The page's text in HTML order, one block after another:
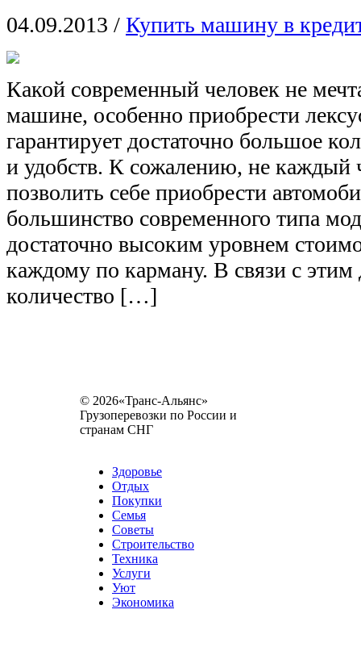
04.09.2013 / Купить машину в
Какой современный человек не
машине, особенно приобрести
гарантирует достаточно большое
и удобств. К сожалению, не каждый
позволить себе приобрести
большинство современного типа
достаточно высоким уровнем
каждому по карману. В связи с этим
количество […]
© 2026«Транс-Альянс»
Грузоперевозки по России и
странам СНГ
Здоровье
Отдых
Покупки
Семья
Советы
Строительство
Техника
Услуги
Уют
Экономика